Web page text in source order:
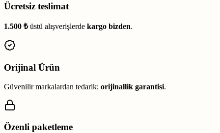
Ücretsiz teslimat
1.500 ₺üstü alışverişlerde kargo bizden.
Orijinal Ürün
Güvenilir markalardan tedarik; orijinallik garantisi.
Özenli paketleme